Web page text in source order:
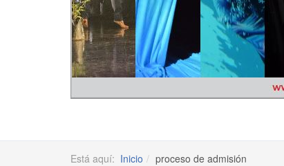
Está aquí: Inicio proceso de admisión